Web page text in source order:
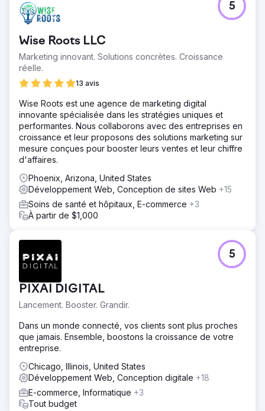
Wise Roots LLC
Marketing innovant. Solutions concrètes. Croissance
réelle.
13 avis
5
Wise Roots est une agence de marketing digital
innovante spécialisée dans les stratégies uniques et
performantes. Nous collaborons avec des entreprises en
croissance et leur proposons des solutions marketing sur
mesure conçues pour booster leurs ventes et leur chiffre
d'affaires.
Phoenix, Arizona, United States
Développement Web, Conception de sites Web +15
Soins de santé et hôpitaux, E-commerce +3
À partir de $1,000
PIXAI DIGITAL
Lancement. Booster. Grandir.
5
Dans un monde connecté, vos clients sont plus proches
que jamais. Ensemble, boostons la croissance de votre
entreprise.
Chicago, Illinois, United States
Développement Web, Conception digitale +18
E-commerce, Informatique +3
Tout budget